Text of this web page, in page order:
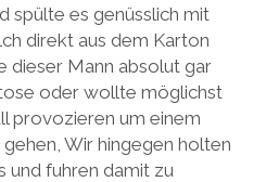
spülte es genüsslich mit
direkt aus dem Karton
dieser Mann absolut gar
oder wollte möglichst
provozieren um einem
Wir hingegen holten
und fuhren damit zu